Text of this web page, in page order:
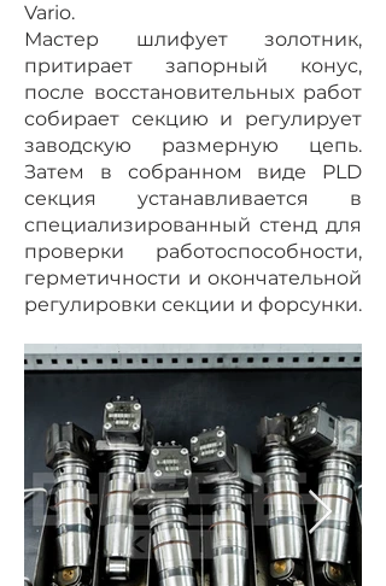
Vario.
Мастер шлифует золотник,
притирает запорный конус,
после восстановительных работ
собирает секцию и регулирует
заводскую размерную цепь.
Затем в собранном виде PLD
секция устанавливается в
специализированный стенд для
проверки работоспособности,
герметичности и окончательной
регулировки секции и форсунки.